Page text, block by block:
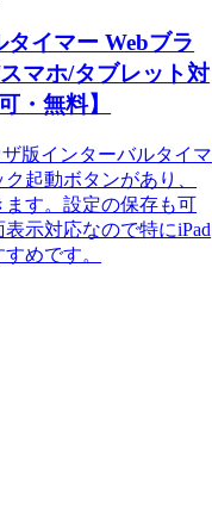
イマー Webブラ
マホ/タブレット対
・無料】
版インターバルタイマ
起動ボタンがあり、
す。設定の保存も可
示対応なので特にiPad
めです。